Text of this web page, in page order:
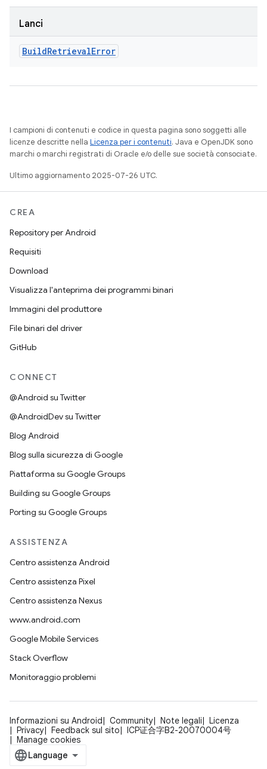
Lanci
BuildRetrievalError
I campioni di contenuti e codice in questa pagina sono soggetti alle
licenze descritte nella Licenza per i contenuti. Java e OpenJDK sono
marchi o marchi registrati di Oracle e/o delle sue società consociate.
Ultimo aggiornamento 2025-07-26 UTC.
CREA
Repository per Android
Requisiti
Download
Visualizza l'anteprima dei programmi binari
Immagini del produttore
File binari del driver
GitHub
CONNECT
@Android su Twitter
@AndroidDev su Twitter
Blog Android
Blog sulla sicurezza di Google
Piattaforma su Google Groups
Building su Google Groups
Porting su Google Groups
ASSISTENZA
Centro assistenza Android
Centro assistenza Pixel
Centro assistenza Nexus
www.android.com
Google Mobile Services
Stack Overflow
Monitoraggio problemi
Informazioni su Android Community Note legali
Licenza
Privacy
Feedback sul sito
ICP证合字B2-20070004号
Manage cookies